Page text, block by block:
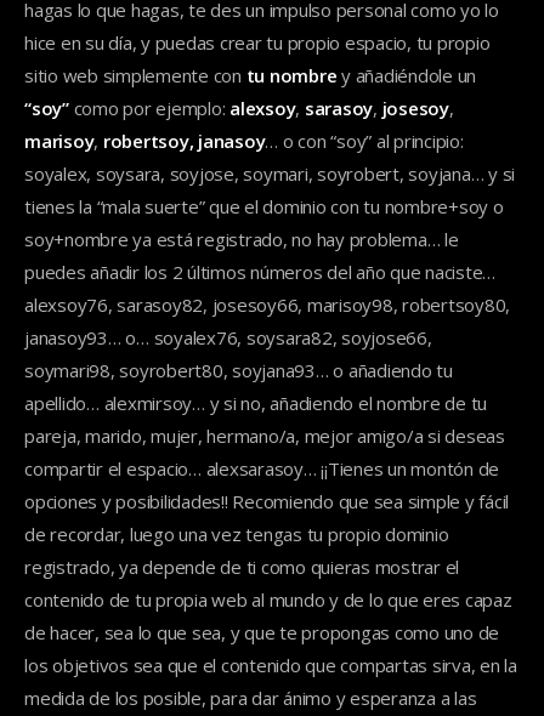
hagas lo que hagas, te des un impulso personal como yo lo
hice en su día, y puedas crear tu propio espacio, tu propio
sitio web simplemente con tu nombre y añadiéndole un
“soy”como por ejemplo: alexsoy, sarasoy, josesoy,
marisoy, robertsoy, janasoy… o con “soy” al principio:
soyalex, soysara, soyjose, soymari, soyrobert, soyjana… y si
tienes la “mala suerte” que el dominio con tu nombre+soy o
soy+nombre ya está registrado, no hay problema… le
puedes añadir los 2 últimos números del año que naciste…
alexsoy76, sarasoy82, josesoy66, marisoy98, robertsoy80,
janasoy93… o… soyalex76, soysara82, soyjose66,
soymari98, soyrobert80, soyjana93… o añadiendo tu
apellido… alexmirsoy… y si no, añadiendo el nombre de tu
pareja, marido, mujer, hermano/a, mejor amigo/a si deseas
compartir el espacio… alexsarasoy… ¡¡Tienes un montón de
opciones y posibilidades!! Recomiendo que sea simple y fácil
de recordar, luego una vez tengas tu propio dominio
registrado, ya depende de ti como quieras mostrar el
contenido de tu propia web al mundo y de lo que eres capaz
de hacer, sea lo que sea, y que te propongas como uno de
los objetivos sea que el contenido que compartas sirva, en la
medida de los posible, para dar ánimo y esperanza a las